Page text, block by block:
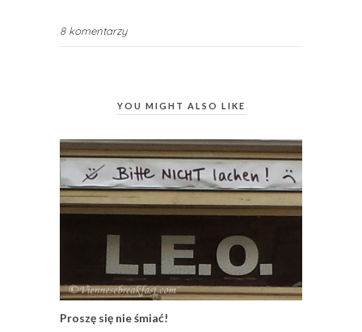
8 komentarzy
YOU MIGHT ALSO LIKE
Proszę się nie śmiać!